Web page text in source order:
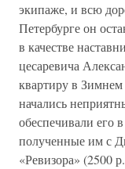
экипаже, и всю
Петербурге он
в качестве
цесаревича
квартиру в
начались
обеспечивали его
полученные им с
«Ревизора» (2500